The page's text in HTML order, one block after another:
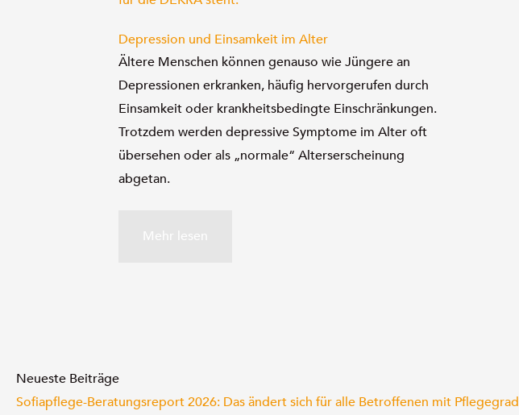
Depression und Einsamkeit im Alter
Ältere Menschen können genauso wie Jüngere an
Depressionen erkranken, häufig hervorgerufen durch
Einsamkeit oder krankheitsbedingte Einschränkungen.
Trotzdem werden depressive Symptome im Alter oft
übersehen oder als „normale“ Alterserscheinung
abgetan.
Depression
Mehr lesen
Neueste Beiträge
Sofiapflege-Beratungsreport 2026: Das ändert sich für alle Betroffenen mit Pflegegrad